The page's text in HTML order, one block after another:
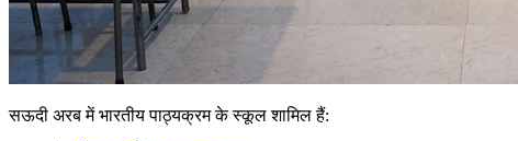
सऊदी अरब में भारतीय पाठ्यक्रम के स्कूल शामिल हैं: